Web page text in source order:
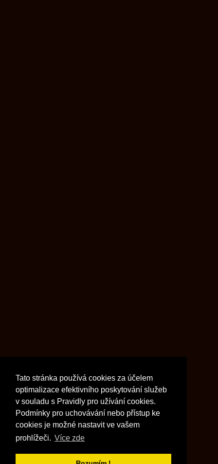
Tato stránka používá cookies za účelem
optimalizace efektivního poskytování služeb
v souladu s Pravidly pro užívání cookies.
Podmínky pro uchovávání nebo přístup ke
cookies je možné nastavit ve vašem
prohlížeči. Více zde